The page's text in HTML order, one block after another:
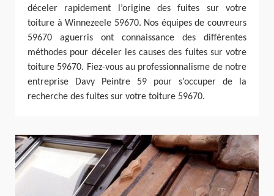
déceler rapidement l’origine des fuites sur votre
toiture à Winnezeele 59670. Nos équipes de couvreurs
59670 aguerris ont connaissance des différentes
méthodes pour déceler les causes des fuites sur votre
toiture 59670. Fiez-vous au professionnalisme de notre
entreprise Davy Peintre 59 pour s’occuper de la
recherche des fuites sur votre toiture 59670.